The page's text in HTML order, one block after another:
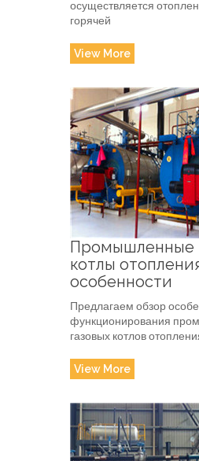
осуществляется
горячей
View More
Промышленные
котлы
особенности
Предлагаем обзор
функционирования
газовых котлов
View More